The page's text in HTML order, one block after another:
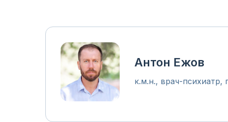
Антон Ежов
к.м.н., врач-психиатр,